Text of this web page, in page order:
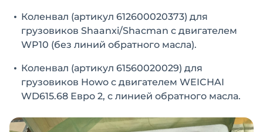
Коленвал (артикул 612600020373) для
грузовиков Shaanxi/Shacman с двигателем
WP10 (без линий обратного масла).
Коленвал (артикул 61560020029) для
грузовиков Howo с двигателем WEICHAI
WD615.68 Евро 2, с линией обратного масла.